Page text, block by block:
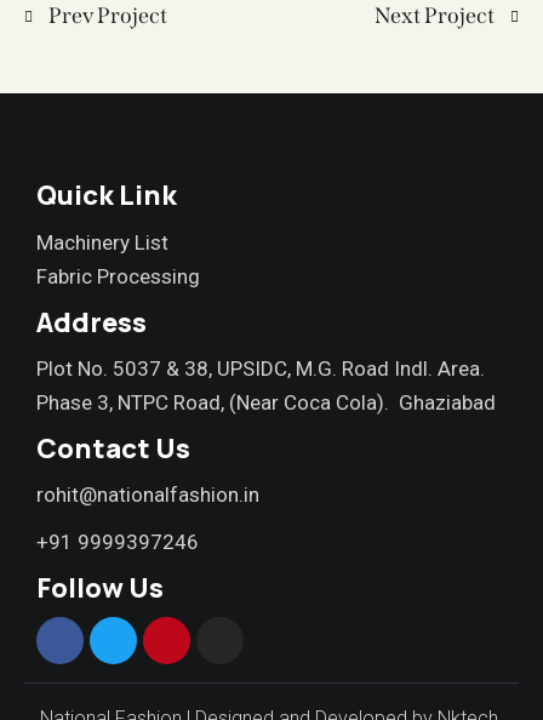
Prev Project Next Project
Quick Link
Machinery List
Fabric Processing
Address
Plot No. 5037 & 38, UPSIDC, M.G. Road Indl. Area.
Phase 3, NTPC Road, (Near Coca Cola). Ghaziabad
Contact Us
rohit@nationalfashion.in
+91 9999397246
Follow Us